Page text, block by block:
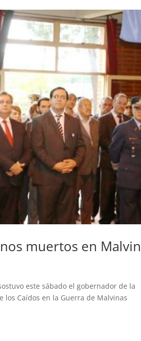
muertos en
este sábado el gobernador de la
Caídos en la Guerra de Malvinas